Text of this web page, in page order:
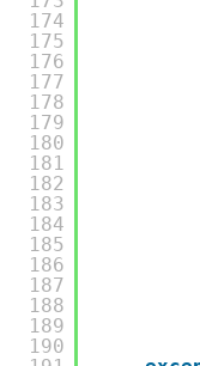
174
175
176
177
178
179
180
181
182
183
184
185
186
187
188
189
190